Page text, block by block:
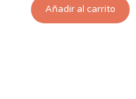
Añadir al carrito